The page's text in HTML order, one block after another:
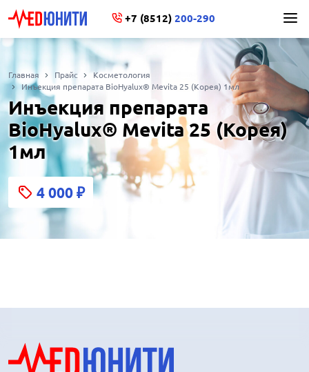
+7 (8512) 200-290
Главная Прайс
Косметология
Инъекция препарата BioHyalux® Mevita 25 (Корея) 1мл
Инъекция препарата
BioHyalux® Mevita 25 (Корея)
1мл
4 000 ₽